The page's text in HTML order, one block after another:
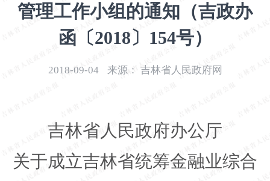
管理工作小组的通知（吉政办
函〔2018〕154号）
2018-09-04 来源： 吉林省人民政府网
吉林省人民政府办公厅
关于成立吉林省统筹金融业综合